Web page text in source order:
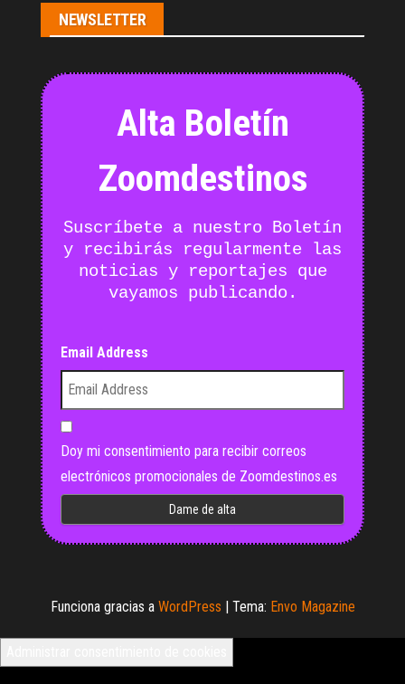
NEWSLETTER
Alta Boletín
Zoomdestinos
Suscríbete a nuestro Boletín
y recibirás regularmente las
noticias y reportajes que
vayamos publicando.
Email Address
Doy mi consentimiento para recibir correos
electrónicos promocionales de Zoomdestinos.es
Funciona gracias a WordPress | Tema: Envo Magazine